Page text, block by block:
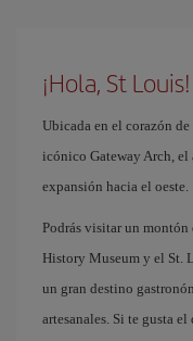
¡Hola, St Louis!
Ubicada en el corazón
icónico Gateway Arch,
expansión hacia el oeste.
Podrás visitar un
History Museum y el St.
un gran destino
artesanales. Si te gusta